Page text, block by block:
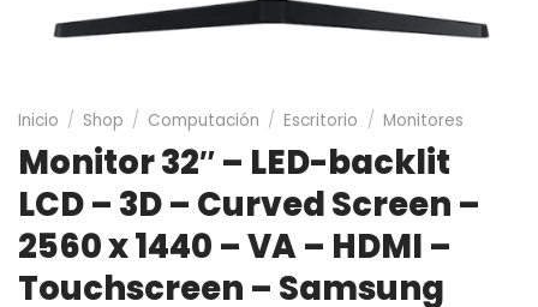
Inicio / Shop / Computación / Escritorio / Monitores
Monitor 32″ – LED-backlit
LCD – 3D – Curved Screen –
2560 x 1440 – VA – HDMI –
Touchscreen – Samsung